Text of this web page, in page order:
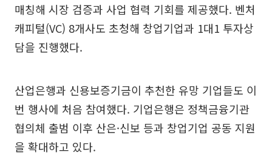
매칭해 시장 검증과 사업 협력 기회를 제공했다. 벤처
캐피털(VC) 8개사도 초청해 창업기업과 1대1 투자상
담을 진행했다.
산업은행과 신용보증기금이 추천한 유망 기업들도 이
번 행사에 처음 참여했다. 기업은행은 정책금융기관
협의체 출범 이후 산은·신보 등과 창업기업 공동 지원
을 확대하고 있다.